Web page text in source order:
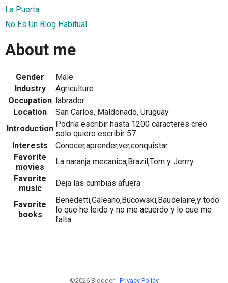
La Puerta
No Es Un Blog Habitual
About me
Gender
Male
Industry
Agriculture
Occupation labrador
Location
San Carlos, Maldonado, Uruguay
Introduction Podria escribir hasta 1200 caracteres creo
solo quiero escribir 57
Interests
Conocer,aprender,ver,conquistar
Favorite
movies
La naranja mecanica,Brazil,Tom y Jerrry
Favorite
music
Deja las cumbias afuera
Favorite
books
Benedetti,Galeano,Bucowski,Baudelaire,y todo
lo que he leido y no me acuerdo y lo que me
falta
©2026 Blogger - Privacy Policy